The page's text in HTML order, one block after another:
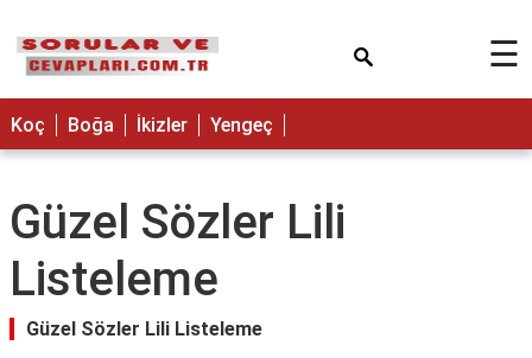
☰
Koç Boğa İkizler Yengeç
Güzel Sözler Lili
Listeleme
Güzel Sözler Lili Listeleme